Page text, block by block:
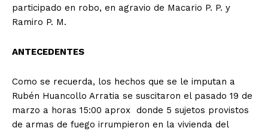
participado en robo, en agravio de Macario P. P. y
Ramiro P. M.
ANTECEDENTES
Como se recuerda, los hechos que se le imputan a
Rubén Huancollo Arratia se suscitaron el pasado 19 de
marzo a horas 15:00 aprox donde 5 sujetos provistos
de armas de fuego irrumpieron en la vivienda del